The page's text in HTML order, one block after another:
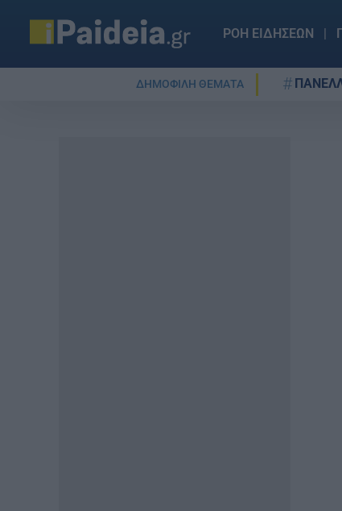
ΡΟΗ ΕΙΔΗΣΕΩΝ
ΔΗΜΟΦΙΛΗ ΘΕΜΑΤΑ